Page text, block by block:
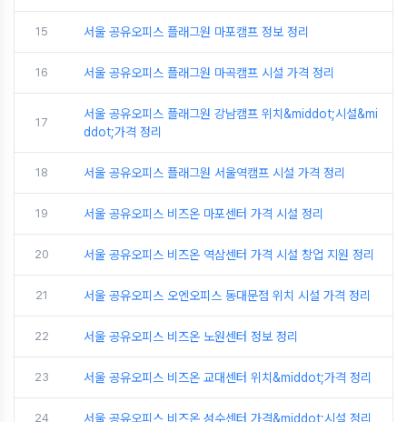
15 서울 공유오피스 플래그원 마포캠프 정보 정리
16 서울 공유오피스 플래그원 마곡캠프 시설 가격 정리
17
서울 공유오피스 플래그원 강남캠프 위치&middot;시설&mi
ddot;가격 정리
18 서울 공유오피스 플래그원 서울역캠프 시설 가격 정리
19 서울 공유오피스 비즈온 마포센터 가격 시설 정리
20 서울 공유오피스 비즈온 역삼센터 가격 시설 창업 지원 정리
21 서울 공유오피스 오엔오피스 동대문점 위치 시설 가격 정리
22 서울 공유오피스 비즈온 노원센터 정보 정리
23 서울 공유오피스 비즈온 교대센터 위치&middot;가격 정리
24 서울 공유오피스 비즈온 성수센터 가격&middot;시설 정리